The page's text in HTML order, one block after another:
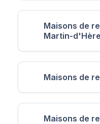
Maisons de
Martin-
Maisons de
Maisons de